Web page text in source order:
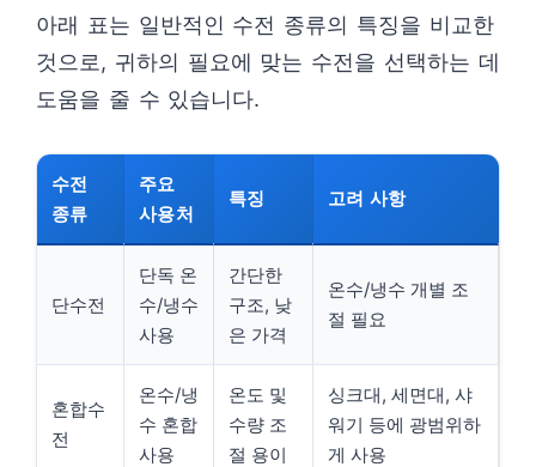
아래 표는 일반적인 수전 종류의 특징을 비교한
것으로, 귀하의 필요에 맞는 수전을 선택하는 데
도움을 줄 수 있습니다.
수전
종류
주요
사용처
특징 고려 사항
단수전
단독 온
수/냉수
사용
간단한
구조, 낮
은 가격
온수/냉수 개별 조
절 필요
혼합수
전
온수/냉
수 혼합
사용
온도 및
수량 조
절 용이
싱크대, 세면대, 샤
워기 등에 광범위하
게 사용